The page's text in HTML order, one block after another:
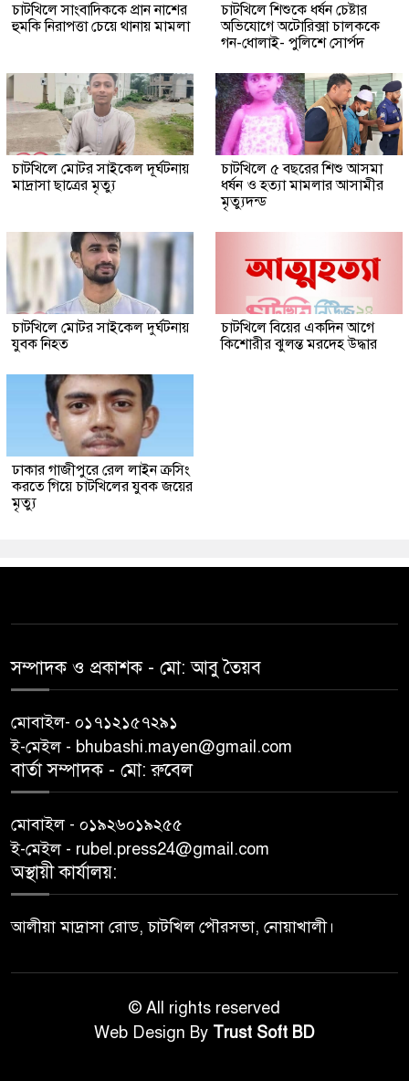
চাটখিলে সাংবাদিককে প্রান নাশের
হুমকি নিরাপত্তা চেয়ে থানায় মামলা
চাটখিলে শিশুকে ধর্ষন চেষ্টার
অভিযোগে অটোরিক্সা চালককে
গন-ধোলাই- পুলিশে সোর্পদ
চাটখিলে মোটর সাইকেল দূর্ঘটনায়
মাদ্রাসা ছাত্রের মৃত্যু
চাটখিলে ৫ বছরের শিশু আসমা
ধর্ষন ও হত্যা মামলার আসামীর
মৃত্যুদন্ড
চাটখিলে মোটর সাইকেল দুর্ঘটনায়
যুবক নিহত
চাটখিলে বিয়ের একদিন আগে
কিশোরীর ঝুলন্ত মরদেহ উদ্ধার
ঢাকার গাজীপুরে রেল লাইন ক্রসিং
করতে গিয়ে চাটখিলের যুবক জয়ের
মৃত্যু
সম্পাদক ও প্রকাশক -‌ মো: আবু‌ তৈয়ব
মোবাইল- ০১৭১২১৫৭২৯১
ই-মেইল - bhubashi.mayen@gmail.com
বার্তা সম্পাদক - মো: রু‌বেল
মোবাইল - ০১৯২৬০১৯২৫৫
ই-মেইল - rubel.press24@gmail.com
অস্থায়ী কার্যালয়:
আলীয়া মাদ্রাসা রোড, চাটখিল পৌরসভা, নোয়াখালী।
© All rights reserved
Web Design By Trust Soft BD